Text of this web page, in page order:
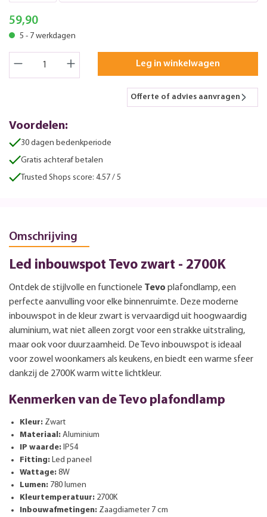
59,90
5 - 7 werkdagen
Leg in winkelwagen
Offerte of advies aanvragen
Voordelen:
30 dagen bedenkperiode
Gratis achteraf betalen
Trusted Shops score: 4.57 / 5
Omschrijving
Led inbouwspot Tevo zwart - 2700K
Ontdek de stijlvolle en functionele Tevo plafondlamp, een
perfecte aanvulling voor elke binnenruimte. Deze moderne
inbouwspot in de kleur zwart is vervaardigd uit hoogwaardig
aluminium, wat niet alleen zorgt voor een strakke uitstraling,
maar ook voor duurzaamheid. De Tevo inbouwspot is ideaal
voor zowel woonkamers als keukens, en biedt een warme sfeer
dankzij de 2700K warm witte lichtkleur.
Kenmerken van de Tevo plafondlamp
Kleur: Zwart
Materiaal: Aluminium
IP waarde: IP54
Fitting: Led paneel
Wattage: 8W
Lumen: 780 lumen
Kleurtemperatuur: 2700K
Inbouwafmetingen: Zaagdiameter 7 cm